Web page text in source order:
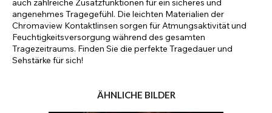
auch zahlreiche Zusatzfunktionen für ein sicheres und
angenehmes Tragegefühl. Die leichten Materialien der
Chromaview Kontaktlinsen sorgen für Atmungsaktivität und
Feuchtigkeitsversorgung während des gesamten
Tragezeitraums. Finden Sie die perfekte Tragedauer und
Sehstärke für sich!
ÄHNLICHE BILDER